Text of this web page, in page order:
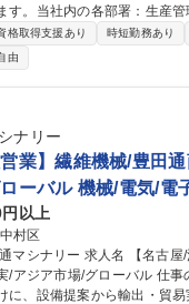
す。当社内の各部署：生産
得意先／取引先との折衝をお
客をアサインしていきます。 【特徴】
けではなく、メーカーと共同
」という、クリエイティブ
イブリッドな文化が混ざり合
に任せる範囲が広いため、前
良い環境で就業可能です。 募集職種 【
ジション)】三井物産及び日
格取得支援あり 時短勤務あり
由
ナリー
営業】繊維機械/豊田
ーバル 機械/電気/電
以上
村区
屋/法人営業】繊維機械/豊田
グローバル 仕事の内容 ■南西アジア地域
に、設備提案から輸出・貿